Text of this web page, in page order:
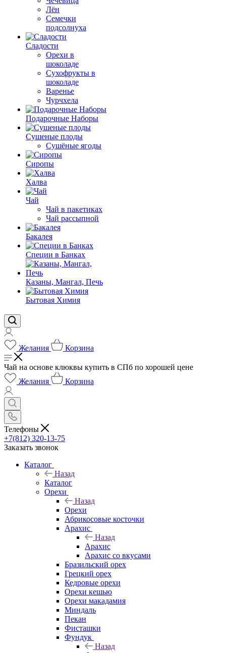
Лён
Семечки
подсолнуха
Сладости
Орехи в
шоколаде
Сухофрукты в
шоколаде
Варенье
Чурчхела
Подарочные Наборы
Cушеные плоды
Сушёные ягоды
Сиропы
Халва
Чай
Чай в пакетиках
Чай рассыпной
Бакалея
Специи в Банках
Казаны, Мангал, Печь
Бытовая Химия
Желания Корзина
Чай на основе клюквы купить в СПб по хорошей цене
Желания
Корзина
Телефоны
+7(812) 320-13-75
Заказать звонок
Каталог
Назад
Каталог
Орехи
Назад
Орехи
Абрикосовые косточки
Арахис
Назад
Арахис
Арахис со вкусами
Бразильский орех
Грецкий орех
Кедровые орехи
Орехи кешью
Орехи макадамия
Миндаль
Пекан
Фисташки
Фундук
Назад